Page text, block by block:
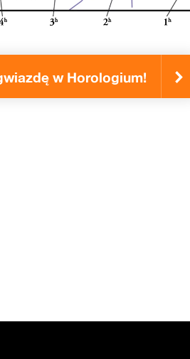
w Horologium!